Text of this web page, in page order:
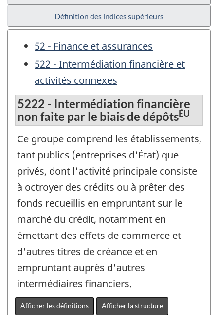
Définition des indices supérieurs
52 - Finance et assurances
522 - Intermédiation financière et
activités connexes
5222 - Intermédiation financière
non faite par le biais de dépôtsÉU
Ce groupe comprend les établissements,
tant publics (entreprises d'État) que
privés, dont l'activité principale consiste
à octroyer des crédits ou à prêter des
fonds recueillis en empruntant sur le
marché du crédit, notamment en
émettant des effets de commerce et
d'autres titres de créance et en
empruntant auprès d'autres
intermédiaires financiers.
Afficher les définitions Afficher la structure